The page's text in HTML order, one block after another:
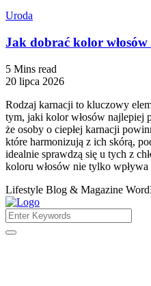
Uroda
Jak dobrać kolor
5 Mins read
20 lipca 2026
Rodzaj karnacji to kluczowy
tym, jaki kolor włosów najlepiej
że osoby o ciepłej karnacji
które harmonizują z ich skórą,
idealnie sprawdzą się u tych z
koloru włosów nie tylko
Lifestyle Blog & Magazine